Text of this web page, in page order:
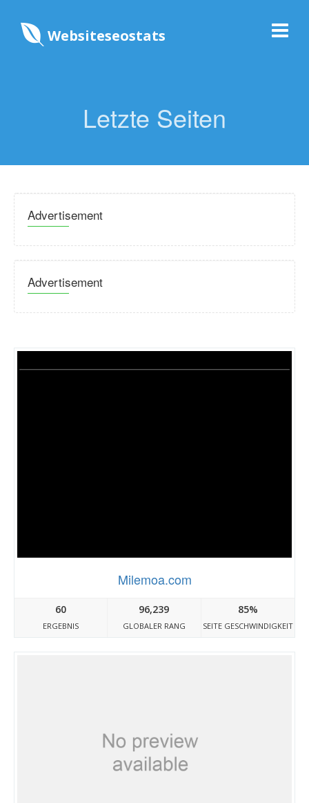
Websiteseostats
Letzte Seiten
Advertisement
Advertisement
Milemoa.com
60
ERGEBNIS
96,239
GLOBALER RANG
85%
SEITE GESCHWINDIGKEIT